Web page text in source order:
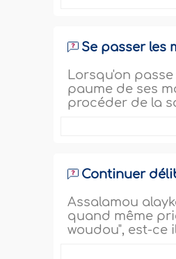
Se passer les
Lorsqu'on
paume de ses
procéder de la
Continuer
Assalamou
quand même
woudou", est-ce